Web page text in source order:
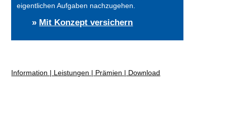
eigentlichen Aufgaben nachzugehen.
» Mit Konzept versichern
Information | Leistungen | Prämien | Download